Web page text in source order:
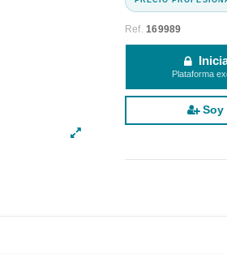
Ref.169989
Plataforma
Soy